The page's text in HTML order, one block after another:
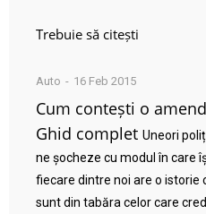
Trebuie să citești
Auto 16 Feb 2015
Cum contești o
Ghid complet Uneori
ne șocheze cu modul în care
fiecare dintre noi are o istorie
sunt din tabăra celor care